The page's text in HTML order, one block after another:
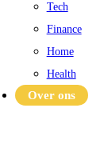
Tech
Finance
Home
Health
Over ons